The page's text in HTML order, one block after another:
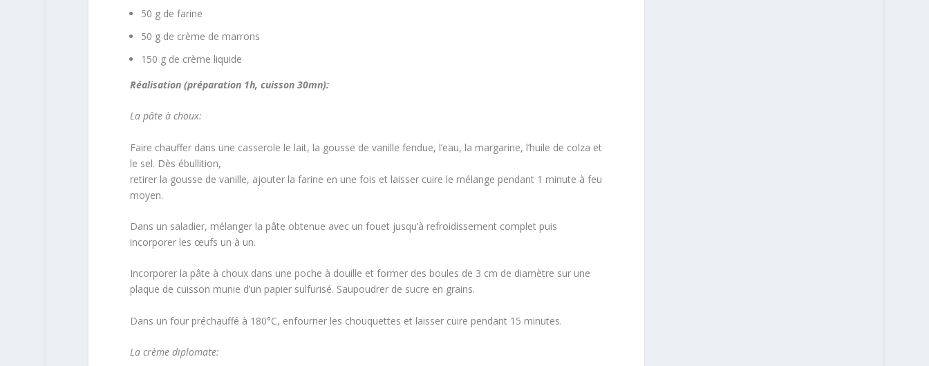
50 g de farine
50 g de crème de marrons
150 g de crème liquide
Réalisation (préparation 1h, cuisson 30mn):
La pâte à choux:
Faire chauffer dans une casserole le lait, la gousse de vanille fendue, l’eau, la margarine, l’huile de colza et
le sel. Dès ébullition,
retirer la gousse de vanille, ajouter la farine en une fois et laisser cuire le mélange pendant 1 minute à feu
moyen.
Dans un saladier, mélanger la pâte obtenue avec un fouet jusqu’à refroidissement complet puis
incorporer les œufs un à un.
Incorporer la pâte à choux dans une poche à douille et former des boules de 3 cm de diamètre sur une
plaque de cuisson munie d’un papier sulfurisé. Saupoudrer de sucre en grains.
Dans un four préchauffé à 180°C, enfourner les chouquettes et laisser cuire pendant 15 minutes.
La crème diplomate: